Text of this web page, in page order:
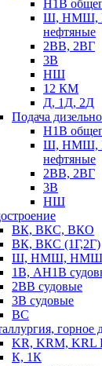
Н1В
Ш, НМШ,
нефтяные
2ВВ, 2ВГ
3В
НШ
12 КМ
Д, 1Д, 2Д
Подача
Н1В
Ш, НМШ,
нефтяные
2ВВ, 2ВГ
3В
НШ
ВК, ВКС, ВКО
ВК, ВКС (1Г,2Г)
Ш, НМШ, НМШФ
1В, АН1В
2ВВ судовые
3В судовые
ВС
горное
KR, KRM, KRL
К, 1К